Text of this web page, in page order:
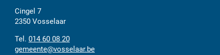
Adres
Cingel 7
2350 Vosselaar
Tel.
014 60 08 20
E-
mail
gemeente@vosselaar.be